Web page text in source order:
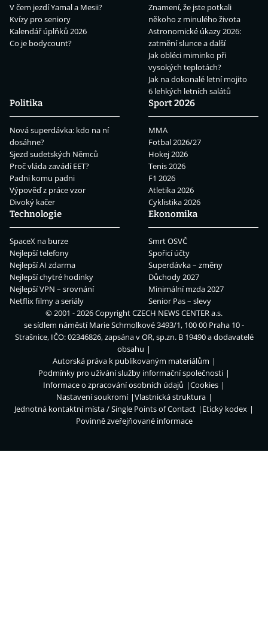
V čem jezdí Yamal a Mesii?
Kvízy pro seniory
Kalendář úplňků 2026
Co je bodycount?
Znamení, že jste potkali
někoho z minulého života
Astronomické úkazy 2026:
zatmění slunce a další
Jak obléci miminko při
vysokých teplotách?
Jak na dokonalé letní mojito
6 lehkých letních salátů
Politika
Nová superdávka: kdo na ní
dosáhne?
Sjezd sudetských Němců
Proč vláda zavádí EET?
Padni komu padni
Výpověď z práce vzor
Divoký kačer
Sport 2026
MMA
Fotbal 2026/27
Hokej 2026
Tenis 2026
F1 2026
Atletika 2026
Cyklistika 2026
Technologie
SpaceX na burze
Nejlepší telefony
Nejlepší AI zdarma
Nejlepší chytré hodinky
Nejlepší VPN – srovnání
Netflix filmy a seriály
Ekonomika
Smrt OSVČ
Spořicí účty
Superdávka – změny
Důchody 2027
Minimální mzda 2027
Senior Pas – slevy
© 2001 - 2026 CopyrightCZECH NEWS CENTER a.s.
se sídlem náměstí Marie Schmolkové 3493/1, 100 00 Praha 10 -
Strašnice, IČO: 02346826, zapsána v OR, sp.zn. B 19490 a dodavatelé
obsahu
Autorská práva k publikovaným materiálům
Podmínky pro užívání služby informační společnosti
Informace o zpracování osobních údajů
Cookies
Nastavení soukromí
Vlastnická struktura
Jednotná kontaktní místa / Single Points of Contact
Etický kodex
Povinně zveřejňované informace